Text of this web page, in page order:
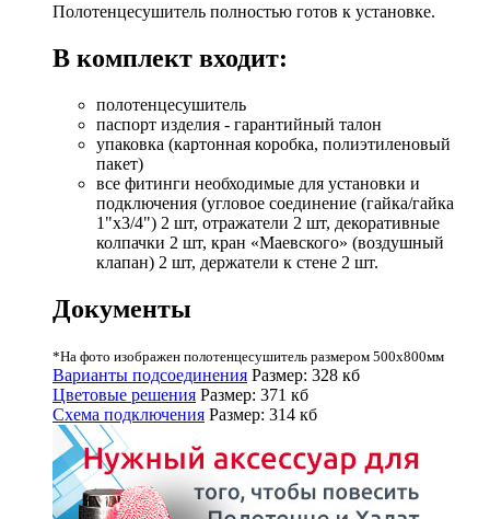
Полотенцесушитель полностью готов к установке.
В комплект входит:
полотенцесушитель
паспорт изделия - гарантийный талон
упаковка (картонная коробка, полиэтиленовый
пакет)
все фитинги необходимые для установки и
подключения (угловое соединение (гайка/гайка
1"х3/4") 2 шт, отражатели 2 шт, декоративные
колпачки 2 шт, кран «Маевского» (воздушный
клапан) 2 шт, держатели к стене 2 шт.
Документы
*На фото изображен полотенцесушитель размером 500х800мм
Варианты подсоединения Размер: 328 кб
Цветовые решения Размер: 371 кб
Схема подключения Размер: 314 кб